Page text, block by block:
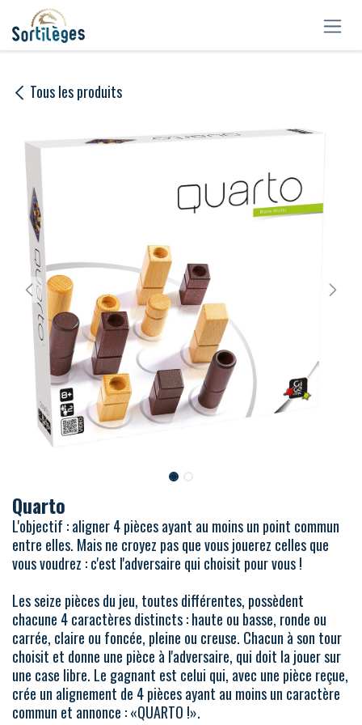
Se rendre au contenu
Tous les produits
Quarto
L'objectif : aligner 4 pièces ayant au moins un point commun
entre elles. Mais ne croyez pas que vous jouerez celles que
vous voudrez : c'est l'adversaire qui choisit pour vous !
Les seize pièces du jeu, toutes différentes, possèdent
chacune 4 caractères distincts : haute ou basse, ronde ou
carrée, claire ou foncée, pleine ou creuse. Chacun à son tour
choisit et donne une pièce à l'adversaire, qui doit la jouer sur
une case libre. Le gagnant est celui qui, avec une pièce reçue,
crée un alignement de 4 pièces ayant au moins un caractère
commun et annonce : «QUARTO !».